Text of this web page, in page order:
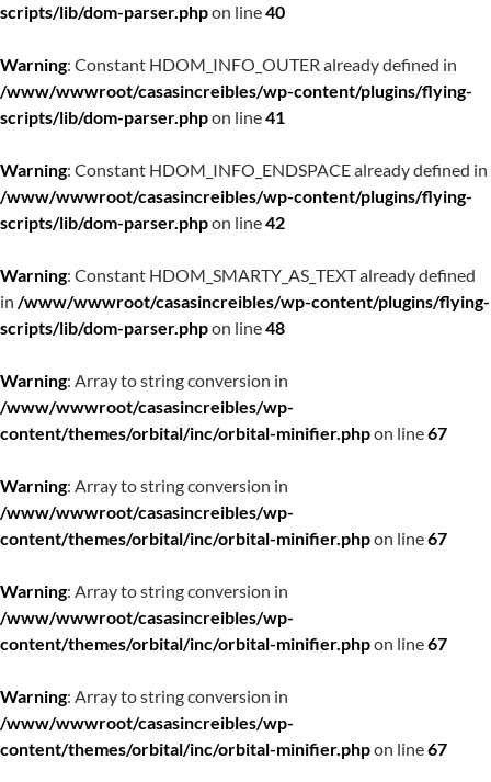
scripts/lib/dom-parser.phpon line40
Warning: Constant HDOM_INFO_OUTER already defined in
/www/wwwroot/casasincreibles/wp-content/plugins/flying-
scripts/lib/dom-parser.phpon line41
Warning: Constant HDOM_INFO_ENDSPACE already defined in
/www/wwwroot/casasincreibles/wp-content/plugins/flying-
scripts/lib/dom-parser.phpon line42
Warning: Constant HDOM_SMARTY_AS_TEXT already defined
in /www/wwwroot/casasincreibles/wp-content/plugins/flying-
scripts/lib/dom-parser.phpon line48
Warning: Array to string conversion in
/www/wwwroot/casasincreibles/wp-
content/themes/orbital/inc/orbital-minifier.phpon line67
Warning: Array to string conversion in
/www/wwwroot/casasincreibles/wp-
content/themes/orbital/inc/orbital-minifier.phpon line67
Warning: Array to string conversion in
/www/wwwroot/casasincreibles/wp-
content/themes/orbital/inc/orbital-minifier.phpon line67
Warning: Array to string conversion in
/www/wwwroot/casasincreibles/wp-
content/themes/orbital/inc/orbital-minifier.phpon line67